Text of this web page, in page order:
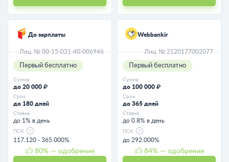
До зарплаты
Лиц. № 00-15-031-40-006946
Первый бесплатно
Сумма
до 20 000 ₽
Срок
до 180 дней
Ставка
до 1% в день
ПСК
117.120 - 365.000%
80% — одобрение
Webbankir
Лиц. № 2120177002077
Первый бесплатно
Сумма
до 100 000 ₽
Срок
до 365 дней
Ставка
до 0.8% в день
ПСК
до 292.000%
84% — одобрение